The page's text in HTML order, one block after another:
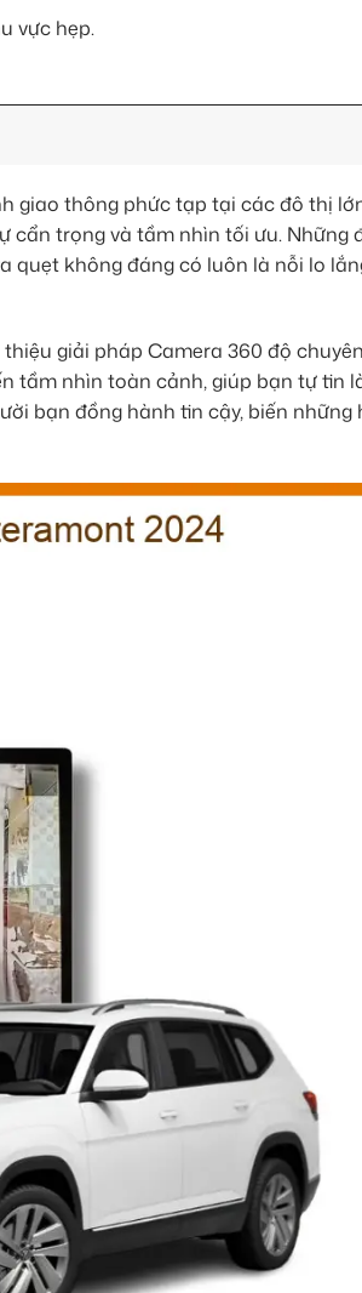
vực hẹp.
giao thông phức tạp tại các đô thị
cẩn trọng và tầm nhìn tối ưu. Những
quẹt không đáng có luôn là nỗi lo
giải pháp Camera 360 độ
tầm nhìn toàn cảnh, giúp bạn tự tin
bạn đồng hành tin cậy, biến những